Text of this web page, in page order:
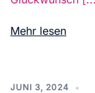
Mehr lesen
JUNI 3, 2024